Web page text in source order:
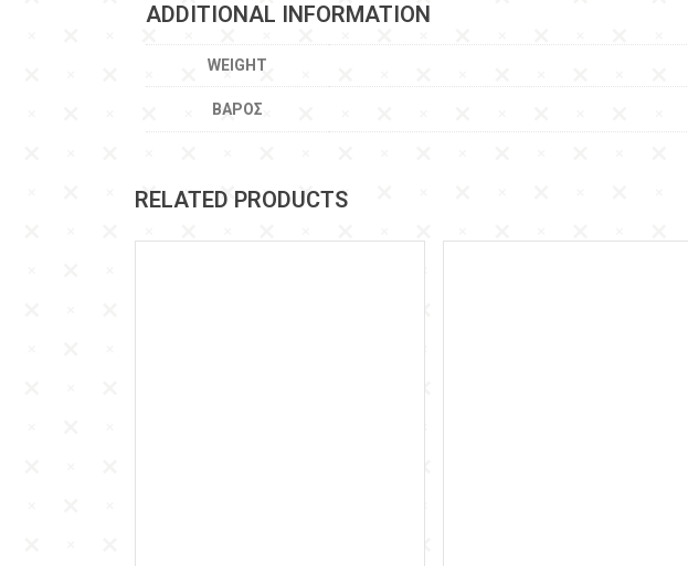
ADDITIONAL INFORMATION
WEIGHT
ΒΆΡΟΣ
RELATED PRODUCTS